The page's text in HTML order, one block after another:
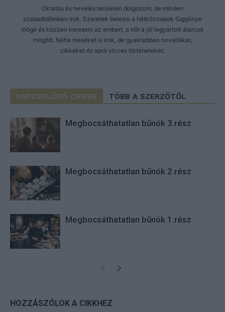
Oktatás és nevelés területén dolgozom, de minden
szabadidőmben írok. Szeretek belesni a hétköznapok függönye
mögé és közben keresem az embert, a nőt a jól legyártott álarcok
mögött. Néha meséket is írok, de gyakrabban novellákat,
cikkeket és apró vicces történeteket.
KAPCSOLÓDÓ CIKKEK TÖBB A SZERZŐTŐL
Megbocsáthatatlan bűnök 3.rész
Megbocsáthatatlan bűnök 2.rész
Megbocsáthatatlan bűnök 1.rész
HOZZÁSZÓLOK A CIKKHEZ